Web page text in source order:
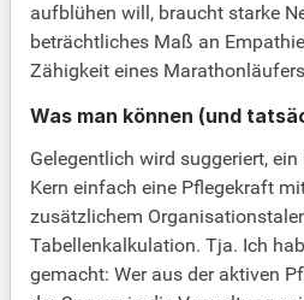
aufblühen will, braucht starke
beträchtliches Maß an
Zähigkeit eines
Was man können (und
Gelegentlich wird suggeriert,
Kern einfach eine Pflegekraft
zusätzlichem
Tabellenkalkulation. Tja. Ich
gemacht: Wer aus der aktiven